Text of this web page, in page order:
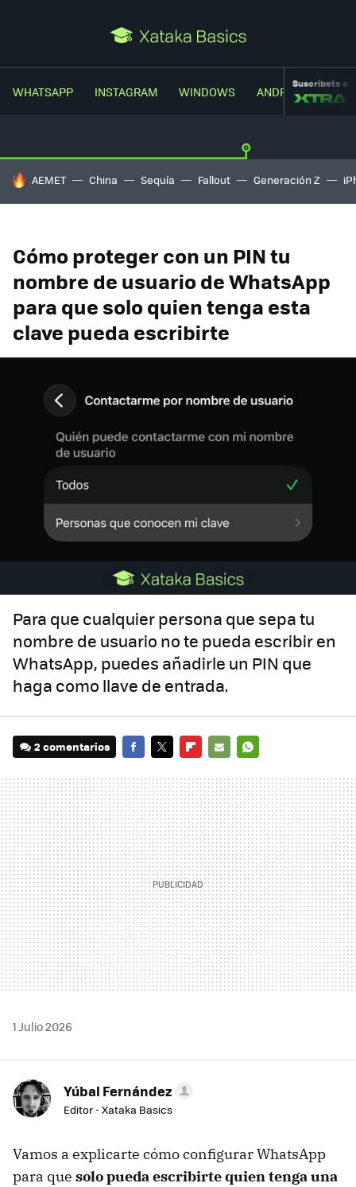
WHATSAPP INSTAGRAM WINDOWS ANDROIDSuscríbete a
HOY SE HABLA DE
AEMET China Sequía Fallout Generación Z
Cómo proteger con un PIN tu
nombre de usuario de WhatsApp
para que solo quien tenga esta
clave pueda escribirte
Para que cualquier persona que sepa tu
nombre de usuario no te pueda escribir en
WhatsApp, puedes añadirle un PIN que
haga como llave de entrada.
2 comentarios
MAIL
1 Julio 2026
Yúbal Fernández
Editor - Xataka Basics
Vamos a explicarte cómo configurar WhatsApp
para que solo pueda escribirte quien tenga una